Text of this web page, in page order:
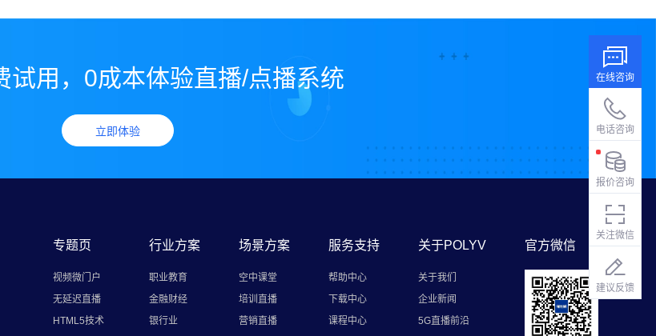
在线咨询
电话咨询
报价咨询
关注微信
建议反馈
试用，0成本体验直播/点播系统
立即体验
专题页
视频微门户
无延迟直播
HTML5技术
行业方案
职业教育
金融财经
银行业
场景方案
空中课堂
培训直播
营销直播
服务支持
帮助中心
下载中心
课程中心
关于POLYV
关于我们
企业新闻
5G直播前沿
官方微信